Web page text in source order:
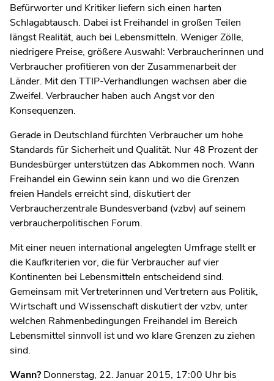
Befürworter und Kritiker liefern sich einen harten
Schlagabtausch. Dabei ist Freihandel in großen Teilen
längst Realität, auch bei Lebensmitteln. Weniger Zölle,
niedrigere Preise, größere Auswahl: Verbraucherinnen und
Verbraucher profitieren von der Zusammenarbeit der
Länder. Mit den TTIP-Verhandlungen wachsen aber die
Zweifel. Verbraucher haben auch Angst vor den
Konsequenzen.
Gerade in Deutschland fürchten Verbraucher um hohe
Standards für Sicherheit und Qualität. Nur 48 Prozent der
Bundesbürger unterstützen das Abkommen noch. Wann
Freihandel ein Gewinn sein kann und wo die Grenzen
freien Handels erreicht sind, diskutiert der
Verbraucherzentrale Bundesverband (vzbv) auf seinem
verbraucherpolitischen Forum.
Mit einer neuen international angelegten Umfrage stellt er
die Kaufkriterien vor, die für Verbraucher auf vier
Kontinenten bei Lebensmitteln entscheidend sind.
Gemeinsam mit Vertreterinnen und Vertretern aus Politik,
Wirtschaft und Wissenschaft diskutiert der vzbv, unter
welchen Rahmenbedingungen Freihandel im Bereich
Lebensmittel sinnvoll ist und wo klare Grenzen zu ziehen
sind.
Wann? Donnerstag, 22. Januar 2015, 17:00 Uhr bis